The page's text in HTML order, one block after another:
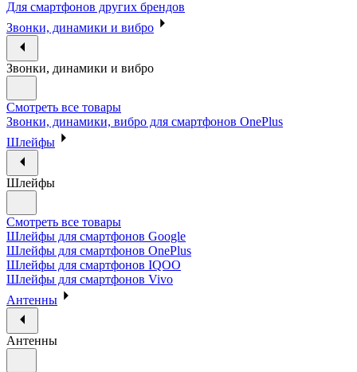
Для смартфонов других брендов
Звонки, динамики и вибро
Звонки, динамики и вибро
Смотреть все товары
Звонки, динамики, вибро для смартфонов OnePlus
Шлейфы
Шлейфы
Смотреть все товары
Шлейфы для смартфонов Google
Шлейфы для смартфонов OnePlus
Шлейфы для смартфонов IQOO
Шлейфы для смартфонов Vivo
Антенны
Антенны